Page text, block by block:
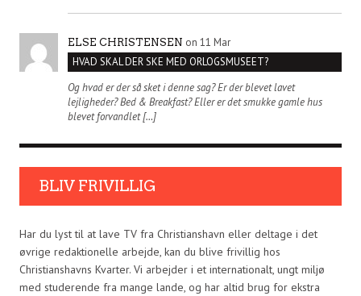
ELSE CHRISTENSEN on 11 Mar
HVAD SKAL DER SKE MED ORLOGSMUSEET?
Og hvad er der så sket i denne sag? Er der blevet lavet
lejligheder? Bed & Breakfast? Eller er det smukke gamle hus
blevet forvandlet […]
BLIV FRIVILLIG
Har du lyst til at lave TV fra Christianshavn eller deltage i det
øvrige redaktionelle arbejde, kan du blive frivillig hos
Christianshavns Kvarter. Vi arbejder i et internationalt, ungt miljø
med studerende fra mange lande, og har altid brug for ekstra